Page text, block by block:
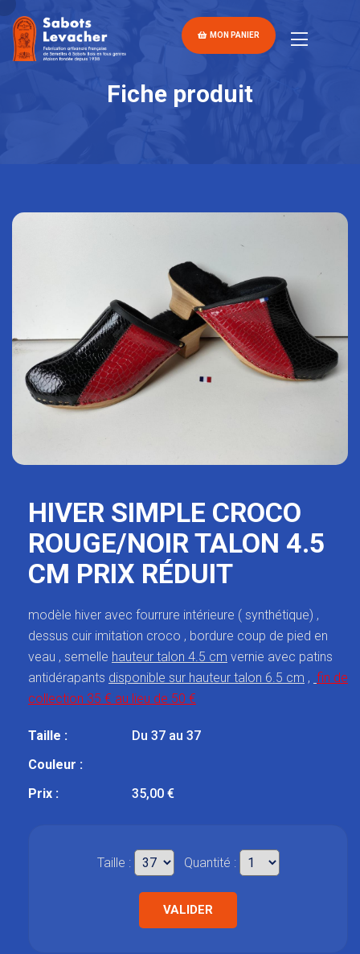
MON PANIER
Fiche produit
HIVER SIMPLE CROCO
ROUGE/NOIR TALON 4.5
CM PRIX RÉDUIT
modèle hiver avec fourrure intérieure ( synthétique) ,
dessus cuir imitation croco , bordure coup de pied en
veau , semelle hauteur talon 4.5 cm vernie avec patins
antidérapants disponible sur hauteur talon 6.5 cm , fin de
collection 35 € au lieu de 50 €
Taille :
Du 37 au 37
Couleur :
Prix :
35,00 €
Taille : Quantité :
VALIDER